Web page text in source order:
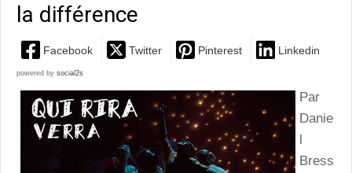
la différence
Facebook Twitter Pinterest Linkedin
powered by social2s
Par
Danie
Bress